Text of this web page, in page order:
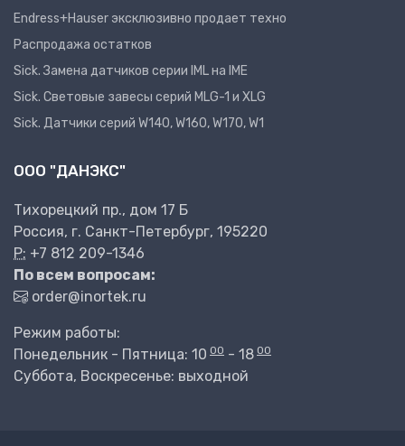
Endress+Hauser эксклюзивно продает техно
Распродажа остатков
Sick. Замена датчиков серии IML на IME
Sick. Световые завесы серий MLG-1 и XLG
Sick. Датчики серий W140, W160, W170, W1
ООО "ДАНЭКС"
Тихорецкий пр., дом 17 Б
Россия, г. Санкт-Петербург, 195220
P: +7 812 209-1346
По всем вопросам:
order@inortek.ru
Режим работы:
Понедельник - Пятница: 10 00 - 18 00
Суббота, Воскресенье: выходной